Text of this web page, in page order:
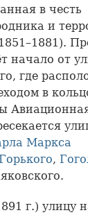
в честь
и
начало от
где
в
Маркса
Горького,
г.) улицу